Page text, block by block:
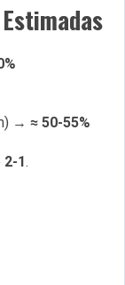
→ ≈ 50-55%
2-1.